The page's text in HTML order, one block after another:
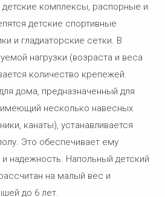
комплексы, распорные и
детские спортивные
и гладиаторские сетки. В
нагрузки (возраста и веса
количество крепежей.
дома, предназначенный для
имеющий несколько навесных
канаты), устанавливается
Это обеспечивает ему
надежность. Напольный детский
на малый вес и
до 6 лет.